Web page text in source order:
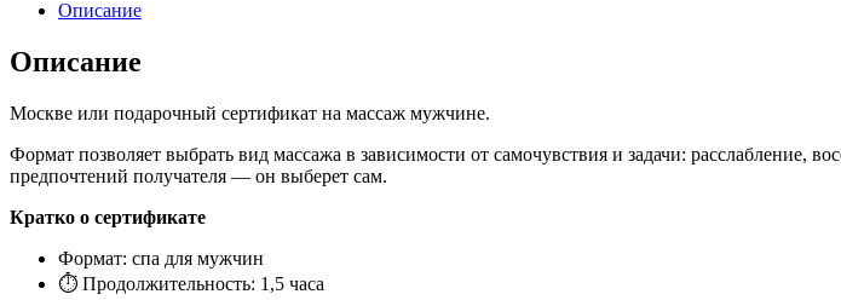
Описание
Описание
Москве или подарочный сертификат на массаж мужчине.
Формат позволяет выбрать вид массажа в зависимости от самочувствия и задачи: расслабление,
предпочтений получателя — он выберет сам.
Кратко о сертификате
Формат: спа для мужчин
⏱ Продолжительность: 1,5 часа